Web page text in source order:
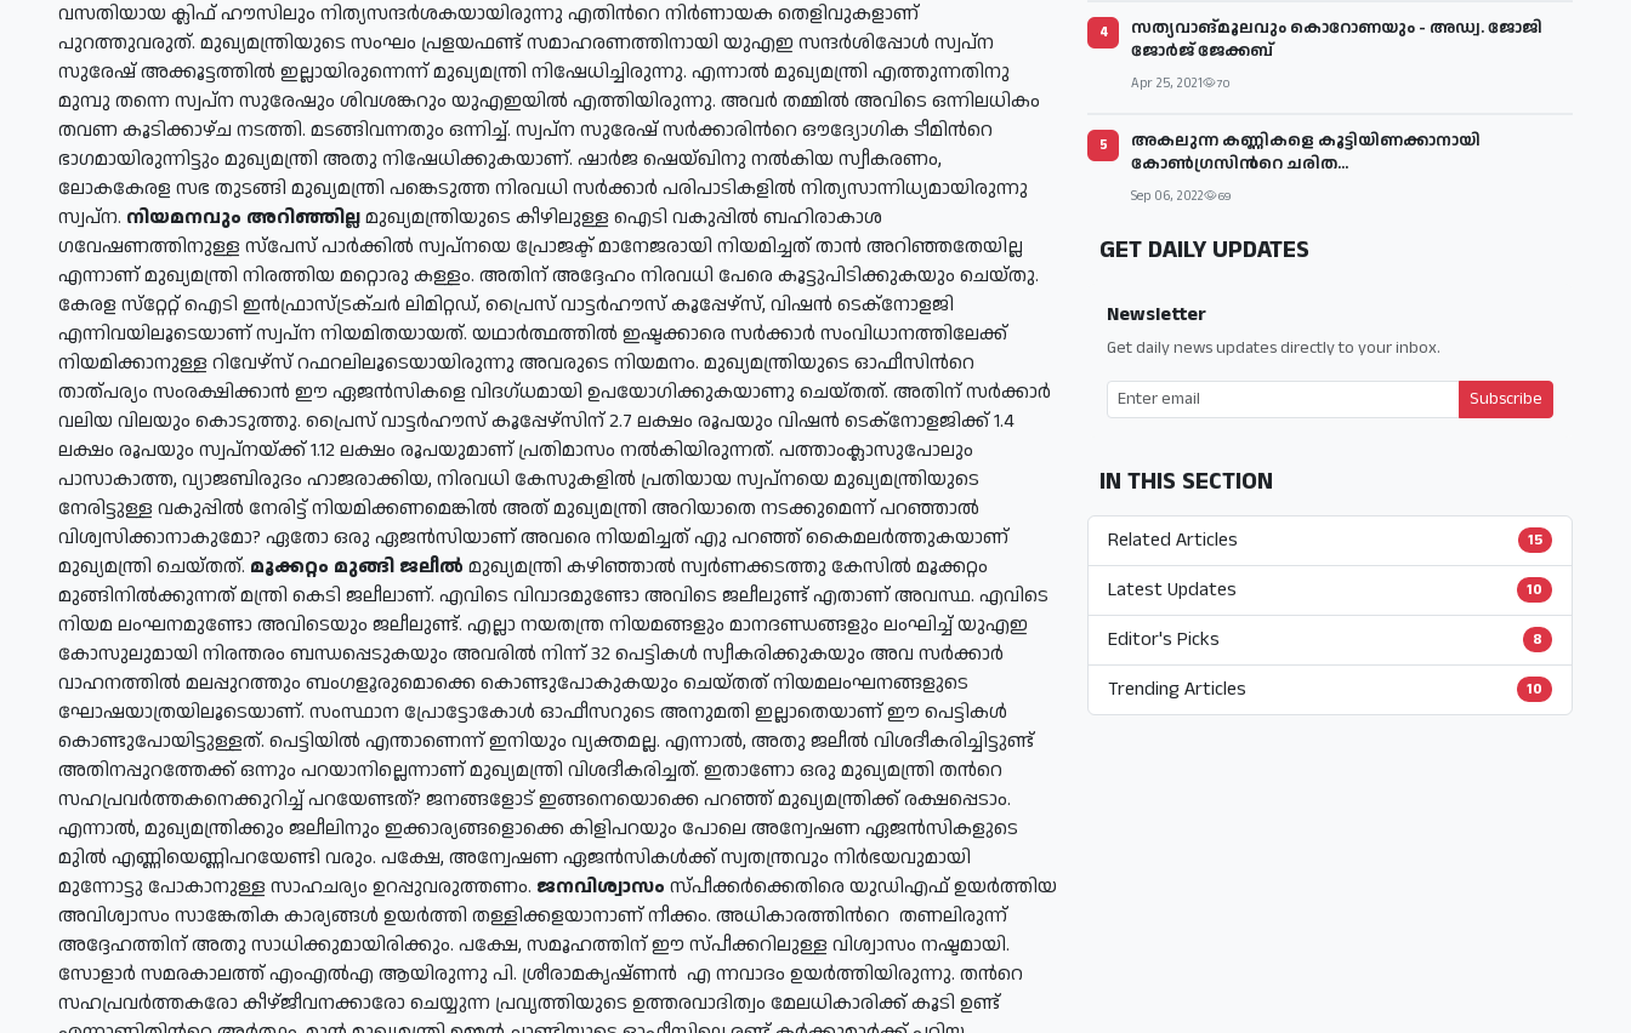
വസതിയായ ക്ലിഫ് ഹൗസിലും നിത്യസന്ദര്‍ശകയായിരുന്നു എതിന്‍റെ നിര്‍ണായക തെളിവുകളാണ്
പുറത്തുവരുത്. മുഖ്യമന്ത്രിയുടെ സംഘം പ്രളയഫണ്ട് സമാഹരണത്തിനായി യുഎഇ സന്ദര്‍ശിപ്പോള്‍ സ്വപ്ന
സുരേഷ് അക്കൂട്ടത്തില്‍ ഇല്ലായിരുന്നെന്ന് മുഖ്യമന്ത്രി നിഷേധിച്ചിരുന്നു. എന്നാല്‍ മുഖ്യമന്ത്രി എത്തുന്നതിനു
മുമ്പു തന്നെ സ്വപ്ന സുരേഷും ശിവശങ്കറും യുഎഇയില്‍ എത്തിയിരുന്നു. അവര്‍ തമ്മില്‍ അവിടെ ഒന്നിലധികം
തവണ കൂടിക്കാഴ്ച നടത്തി. മടങ്ങിവന്നതും ഒന്നിച്ച്. സ്വപ്ന സുരേഷ് സര്‍ക്കാരിന്‍റെ ഔദ്യോഗിക ടീമിന്‍റെ
ഭാഗമായിരുന്നിട്ടും മുഖ്യമന്ത്രി അതു നിഷേധിക്കുകയാണ്. ഷാര്‍ജ ഷെയ്ഖിനു നല്‍കിയ സ്വീകരണം,
ലോകകേരള സഭ തുടങ്ങി മുഖ്യമന്ത്രി പങ്കെടുത്ത നിരവധി സര്‍ക്കാര്‍ പരിപാടികളില്‍ നിത്യസാന്നിധ്യമായിരുന്നു
സ്വപ്ന. നിയമനവും അറിഞ്ഞില്ലമുഖ്യമന്ത്രിയുടെ കീഴിലുള്ള ഐടി വകുപ്പില്‍ ബഹിരാകാശ
ഗവേഷണത്തിനുള്ള സ്‌പേസ് പാര്‍ക്കില്‍ സ്വപ്നയെ പ്രോജക്ട് മാനേജരായി നിയമിച്ചത് താന്‍ അറിഞ്ഞതേയില്ല
എന്നാണ് മുഖ്യമന്ത്രി നിരത്തിയ മറ്റൊരു കള്ളം. അതിന് അദ്ദേഹം നിരവധി പേരെ കൂട്ടുപിടിക്കുകയും ചെയ്തു.
കേരള സ്‌റ്റേറ്റ് ഐടി ഇന്‍ഫ്രാസ്ട്രക്ചര്‍ ലിമിറ്റഡ്, പ്രൈസ് വാട്ടര്‍ഹൗസ് കൂപ്പേഴ്‌സ്, വിഷന്‍ ടെക്‌നോളജി
എന്നിവയിലൂടെയാണ് സ്വപ്ന നിയമിതയായത്. യഥാര്‍ത്ഥത്തില്‍ ഇഷ്ടക്കാരെ സര്‍ക്കാര്‍ സംവിധാനത്തിലേക്ക്
നിയമിക്കാനുള്ള റിവേഴ്‌സ് റഫറലിലൂടെയായിരുന്നു അവരുടെ നിയമനം. മുഖ്യമന്ത്രിയുടെ ഓഫീസിന്‍റെ
താത്പര്യം സംരക്ഷിക്കാന്‍ ഈ ഏജന്‍സികളെ വിദഗ്ധമായി ഉപയോഗിക്കുകയാണു ചെയ്തത്. അതിന് സര്‍ക്കാര്‍
വലിയ വിലയും കൊടുത്തു. പ്രൈസ് വാട്ടര്‍ഹൗസ് കൂപ്പേഴ്‌സിന് 2.7 ലക്ഷം രൂപയും വിഷന്‍ ടെക്‌നോളജിക്ക് 1.4
ലക്ഷം രൂപയും സ്വപ്നയ്ക്ക് 1.12 ലക്ഷം രൂപയുമാണ് പ്രതിമാസം നല്‍കിയിരുന്നത്. പത്താംക്ലാസുപോലും
പാസാകാത്ത, വ്യാജബിരുദം ഹാജരാക്കിയ, നിരവധി കേസുകളില്‍ പ്രതിയായ സ്വപ്നയെ മുഖ്യമന്ത്രിയുടെ
നേരിട്ടുള്ള വകുപ്പില്‍ നേരിട്ട് നിയമിക്കണമെങ്കില്‍ അത് മുഖ്യമന്ത്രി അറിയാതെ നടക്കുമെന്ന് പറഞ്ഞാല്‍
വിശ്വസിക്കാനാകുമോ? ഏതോ ഒരു ഏജന്‍സിയാണ് അവരെ നിയമിച്ചത് എു പറഞ്ഞ് കൈമലര്‍ത്തുകയാണ്
മുഖ്യമന്ത്രി ചെയ്തത്. മൂക്കറ്റം മുങ്ങി ജലീല്‍ മുഖ്യമന്ത്രി കഴിഞ്ഞാല്‍ സ്വര്‍ണക്കടത്തു കേസില്‍ മൂക്കറ്റം
മുങ്ങിനില്‍ക്കുന്നത് മന്ത്രി കെടി ജലീലാണ്. എവിടെ വിവാദമുണ്ടോ അവിടെ ജലീലുണ്ട് എതാണ് അവസ്ഥ. എവിടെ
നിയമ ലംഘനമുണ്ടോ അവിടെയും ജലീലുണ്ട്. എല്ലാ നയതന്ത്ര നിയമങ്ങളും മാനദണ്ഡങ്ങളും ലംഘിച്ച് യുഎഇ
കോസുലുമായി നിരന്തരം ബന്ധപ്പെടുകയും അവരില്‍ നിന്ന് 32 പെട്ടികള്‍ സ്വീകരിക്കുകയും അവ സര്‍ക്കാര്‍
വാഹനത്തില്‍ മലപ്പുറത്തും ബംഗളൂരുമൊക്കെ കൊണ്ടുപോകുകയും ചെയ്തത് നിയമലംഘനങ്ങളുടെ
ഘോഷയാത്രയിലൂടെയാണ്. സംസ്ഥാന പ്രോട്ടോകോള്‍ ഓഫീസറുടെ അനുമതി ഇല്ലാതെയാണ് ഈ പെട്ടികള്‍
കൊണ്ടുപോയിട്ടുള്ളത്. പെട്ടിയില്‍ എന്താണെന്ന് ഇനിയും വ്യക്തമല്ല. എന്നാല്‍, അതു ജലീല്‍ വിശദീകരിച്ചിട്ടുണ്ട്
അതിനപ്പുറത്തേക്ക് ഒന്നും പറയാനില്ലെന്നാണ് മുഖ്യമന്ത്രി വിശദീകരിച്ചത്. ഇതാണോ ഒരു മുഖ്യമന്ത്രി തന്‍റെ
സഹപ്രവര്‍ത്തകനെക്കുറിച്ച് പറയേണ്ടത്? ജനങ്ങളോട് ഇങ്ങനെയൊക്കെ പറഞ്ഞ് മുഖ്യമന്ത്രിക്ക് രക്ഷപ്പെടാം.
എന്നാല്‍, മുഖ്യമന്ത്രിക്കും ജലീലിനും ഇക്കാര്യങ്ങളൊക്കെ കിളിപറയും പോലെ അന്വേഷണ ഏജന്‍സികളുടെ
മുില്‍ എണ്ണിയെണ്ണിപറയേണ്ടി വരും. പക്ഷേ, അന്വേഷണ ഏജന്‍സികള്‍ക്ക് സ്വതന്ത്രവും നിര്‍ഭയവുമായി
മുന്നോട്ടു പോകാനുള്ള സാഹചര്യം ഉറപ്പുവരുത്തണം. ജനവിശ്വാസം സ്പീക്കര്‍ക്കെതിരെ യുഡിഎഫ് ഉയര്‍ത്തിയ
അവിശ്വാസം സാങ്കേതിക കാര്യങ്ങള്‍ ഉയര്‍ത്തി തള്ളിക്കളയാനാണ് നീക്കം. അധികാരത്തിന്‍റെ തണലിരുന്ന്
അദ്ദേഹത്തിന് അതു സാധിക്കുമായിരിക്കും. പക്ഷേ, സമൂഹത്തിന് ഈ സ്പീക്കറിലുള്ള വിശ്വാസം നഷ്ടമായി.
സോളാര്‍ സമരകാലത്ത് എംഎല്‍എ ആയിരുന്നു പി. ശ്രീരാമകൃഷ്ണന്‍ എ ന്നവാദം ഉയര്‍ത്തിയിരുന്നു. തന്‍റെ
സഹപ്രവര്‍ത്തകരോ കീഴ്ജീവനക്കാരോ ചെയ്യുന്ന പ്രവൃത്തിയുടെ ഉത്തരവാദിത്വം മേലധികാരിക്ക് കൂടി ഉണ്ട്
4
സത്യവാങ്മൂലവും കൊറോണയും - അഡ്വ. ജോജി
ജോർജ് ജേക്കബ്
Apr 25, 2021 70
5
അകലുന്ന കണ്ണികളെ കൂട്ടിയിണക്കാനായി
കോണ്‍ഗ്രസിന്‍റെ ചരിത...
Sep 06, 2022 69
GET DAILY UPDATES
Newsletter
Get daily news updates directly to your inbox.
Subscribe
IN THIS SECTION
Related Articles 15
Latest Updates 10
Editor's Picks 8
Trending Articles 10